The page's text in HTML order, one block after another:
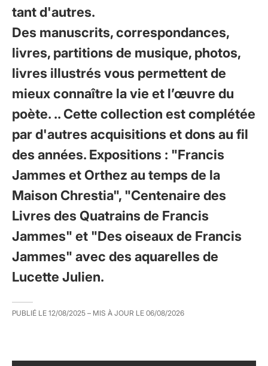
tant d'autres.
Des manuscrits, correspondances,
livres, partitions de musique, photos,
livres illustrés vous permettent de
mieux connaître la vie et l’œuvre du
poète. .. Cette collection est complétée
par d'autres acquisitions et dons au fil
des années. Expositions : "Francis
Jammes et Orthez au temps de la
Maison Chrestia", "Centenaire des
Livres des Quatrains de Francis
Jammes" et "Des oiseaux de Francis
Jammes" avec des aquarelles de
Lucette Julien.
PUBLIÉ LE 12/08/2025 – MIS À JOUR LE 06/08/2026